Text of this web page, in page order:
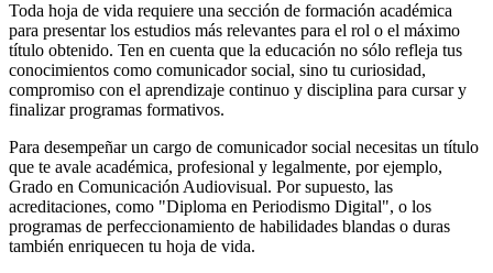
Toda hoja de vida requiere una sección de formación académica
para presentar los estudios más relevantes para el rol o el máximo
título obtenido. Ten en cuenta que la educación no sólo refleja tus
conocimientos como comunicador social, sino tu curiosidad,
compromiso con el aprendizaje continuo y disciplina para cursar y
finalizar programas formativos.
Para desempeñar un cargo de comunicador social necesitas un título
que te avale académica, profesional y legalmente, por ejemplo,
Grado en Comunicación Audiovisual. Por supuesto, las
acreditaciones, como "Diploma en Periodismo Digital", o los
programas de perfeccionamiento de habilidades blandas o duras
también enriquecen tu hoja de vida.